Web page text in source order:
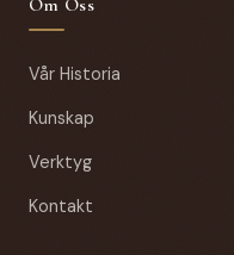
Om Oss
Vår Historia
Kunskap
Verktyg
Kontakt